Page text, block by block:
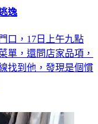
逸
口，17日上午九點
單，還問店家品項，
找到他，發現是個慣